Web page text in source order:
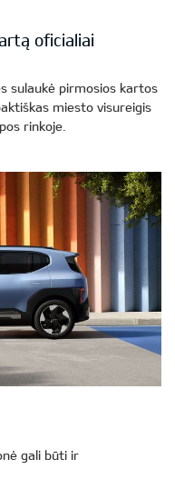
oficialiai
sulaukė pirmosios kartos
miesto visureigis
rinkoje.
gali būti ir